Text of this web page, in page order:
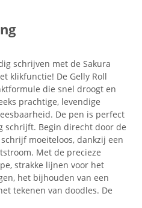
schrijven met de Sakura
klikfunctie! De Gelly Roll
die snel droogt en
prachtige, levendige
De pen is perfect
schrijft. Begin direcht door de
moeiteloos, dankzij een
Met de precieze
strakke lijnen voor het
het bijhouden van een
tekenen van doodles. De